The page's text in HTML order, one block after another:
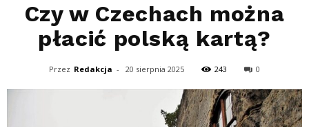
Czy w Czechach można
płacić polską kartą?
Przez Redakcja - 20 sierpnia 2025 243 0